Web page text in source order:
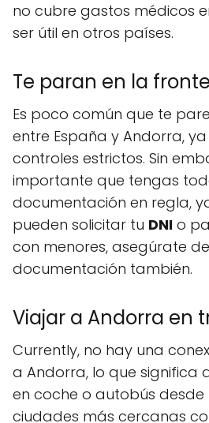
no cubre gastos médicos
ser útil en otros países.
Te paran en la
Es poco común que te
entre España y Andorra,
controles estrictos. Sin
importante que tengas
documentación en regla,
pueden solicitar tu DNI o
con menores, asegúrate
documentación también.
Viajar a Andorra en
Currently, no hay una
a Andorra, lo que significa
en coche o autobús desde
ciudades más cercanas